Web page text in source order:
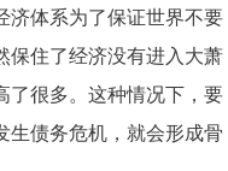
济体系为了保证世界不要
保住了经济没有进入大萧
了很多。这种情况下，要
生债务危机，就会形成骨